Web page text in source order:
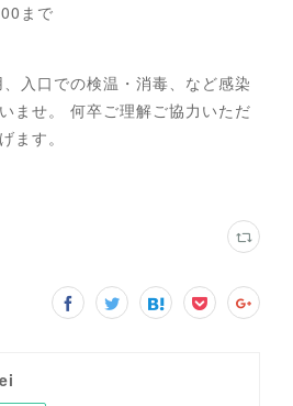
まで
入口での検温・消毒、など感染
ませ。 何卒ご理解ご協力いただ
ます。